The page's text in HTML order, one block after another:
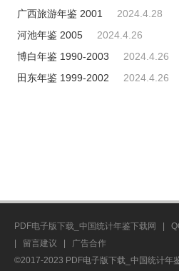
广西旅游年鉴 2001
2024.4.28
河池年鉴 2005
2024.4.26
博白年鉴 1990-2003
2024.4.26
田东年鉴 1999-2002
2024.4.26
PDF电子版下载_中国统计年鉴下载网
留言建议
广告合作
©2017-2023 PDF电子版下载_中国统计年